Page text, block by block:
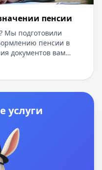
пенсии
Мы подготовили
пенсии в
документов вам
поддержка.
кредита до 1 000
за 15 минут,
возможность
вы найдете лучшие
услуги